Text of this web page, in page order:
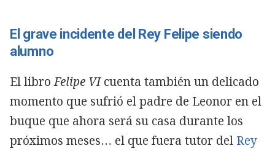
El grave incidente del Rey Felipe siendo
alumno
El libroFelipe VIcuenta también un delicado
momento que sufrió el padre de Leonor en el
buque que ahora será su casa durante los
próximos meses… el que fuera tutor del Rey